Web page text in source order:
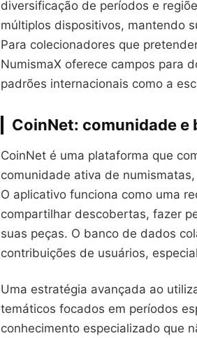
diversificação de períodos e
múltiplos dispositivos, mantendo
Para colecionadores que
NumismaX oferece campos para
padrões internacionais como a
CoinNet: comunidade
CoinNet é uma plataforma que
comunidade ativa de
O aplicativo funciona como uma
compartilhar descobertas, fazer
suas peças. O banco de dados
contribuições de usuários,
Uma estratégia avançada ao
temáticos focados em períodos
conhecimento especializado que